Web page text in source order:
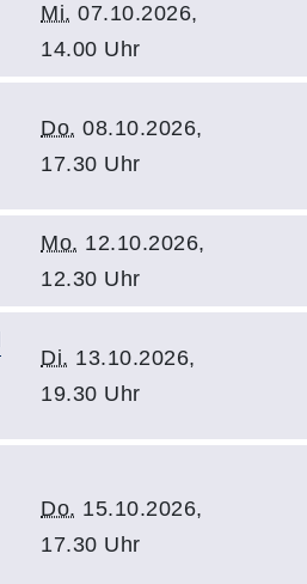
Mi. 07.10.2026,
14.00 Uhr
Do. 08.10.2026,
17.30 Uhr
Mo. 12.10.2026,
12.30 Uhr
Di. 13.10.2026,
19.30 Uhr
Do. 15.10.2026,
17.30 Uhr